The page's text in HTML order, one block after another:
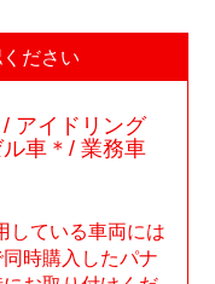
ださい
アイドリング
車＊/ 業務車
している車両には
時購入したパナ